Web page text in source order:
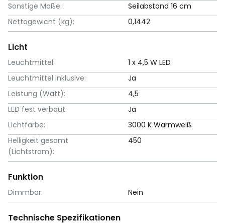
Sonstige Maße:
Seilabstand 16 cm
Nettogewicht (kg):
0,1442
Licht
Leuchtmittel:
1 x 4,5 W LED
Leuchtmittel inklusive:
Ja
Leistung (Watt):
4,5
LED fest verbaut:
Ja
Lichtfarbe:
3000 K Warmweiß
Helligkeit gesamt
(Lichtstrom):
450
Funktion
Dimmbar: Nein
Technische Spezifikationen